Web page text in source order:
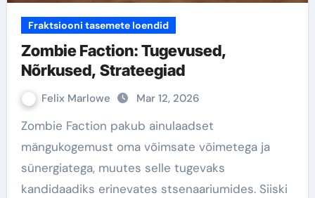
Fraktsiooni tasemete loendid
Zombie Faction: Tugevused,
Nõrkused, Strateegiad
Felix Marlowe Mar 12, 2026
Zombie Faction pakub ainulaadset
mängukogemust oma võimsate võimetega ja
sünergiatega, muutes selle tugevaks
kandidaadiks erinevates stsenaariumides. Siiski